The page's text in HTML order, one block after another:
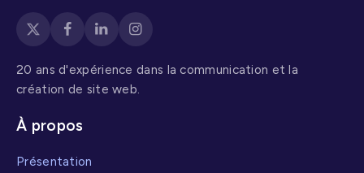
20 ans d'expérience dans la communication et la
création de site web.
À propos
Présentation